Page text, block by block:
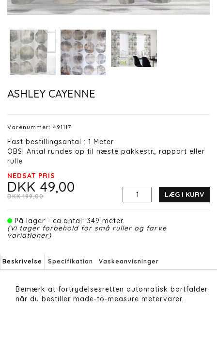
ASHLEY CAYENNE
Varenummer: 491117
Fast bestillingsantal : 1 Meter
OBS! Antal rundes op til næste pakkestr., rapport eller
rulle
NEDSAT PRIS
DKK 49,00
DKK 199,00 LÆG I KURV
På lager - ca.antal: 349 meter.
(Vi tager forbehold for små ruller og farve
variationer)
Beskrivelse Specifikation Vaskeanvisninger
Bemærk at fortrydelsesretten automatisk bortfalder
når du bestiller made-to-measure metervarer.